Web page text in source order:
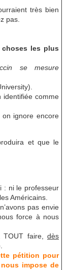
très bien
pas.
choses les plus
se mesure
identifiée comme
ignore encore
et que le
: ni le professeur
Américains.
pas envie
force à nous
TOUT faire, dès
pétition pour
impose de